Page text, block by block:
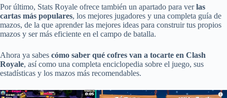
Por último, Stats Royale ofrece también un apartado para verlas
cartas más populares, los mejores jugadores y una completa guía de
mazos, de la que aprender las mejores ideas para construir tus propios
mazos y ser más eficiente en el campo de batalla.
Ahora ya sabes cómo saber qué cofres van a tocarte en Clash
Royale, así como una completa enciclopedia sobre el juego, sus
estadísticas y los mazos más recomendables.